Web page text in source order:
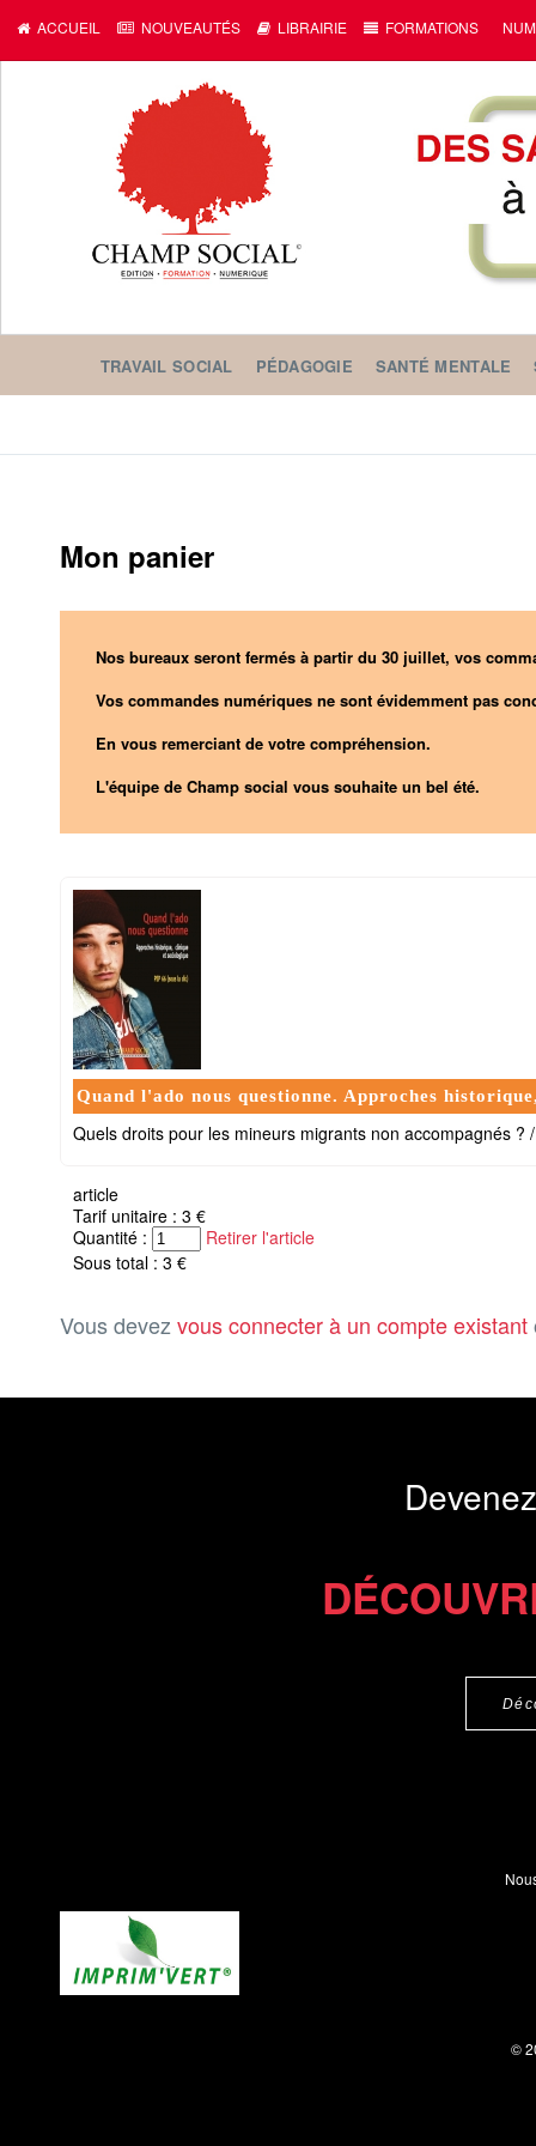
ACCUEIL NOUVEAUTÉS LIBRAIRIE FORMATIONS
TRAVAIL SOCIAL PÉDAGOGIE SANTÉ MENTALE
Mon panier
Nos bureaux seront fermés à partir du 30 juillet, vos
Vos commandes numériques ne sont évidemment pas
En vous remerciant de votre compréhension.
L'équipe de Champ social vous souhaite un bel été.
Quand l'ado nous questionne. Approches
Quels droits pour les mineurs migrants non accompagnés ? /
article
Tarif unitaire : 3 €
Quantité :
Retirer l'article
Sous total : 3 €
Vous devez vous connecter à un compte existant
©